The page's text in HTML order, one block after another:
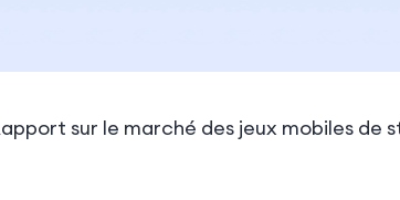
sur le marché des jeux mobiles de